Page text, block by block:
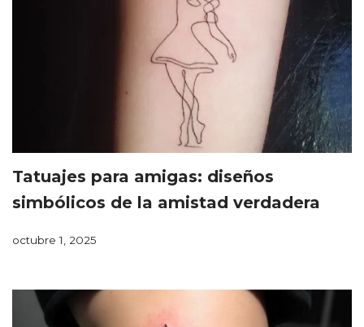
Tatuajes para amigas: diseños
simbólicos de la amistad verdadera
octubre 1, 2025